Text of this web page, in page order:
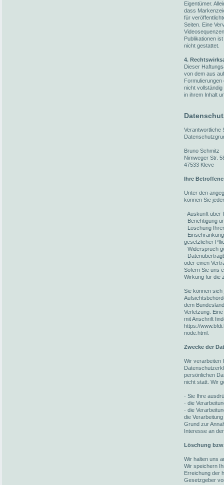
Eigentümer.
dass
für
Seiten. Eine
Publikationen
nicht gestattet.
4.
Dieser
von dem aus
nicht
in ihrem Inhalt
Verantwortliche
Bruno Schmitz
Nimweger Str.
47533 Kleve
Ihre
Unter den
können Sie
- Auskunft über
- Berichtigung
- Löschung
-
gesetzlicher
- Widerspruch
-
oder einen
Sofern Sie uns
Wirkung für die
Sie können
dem
Verletzung.
mit Anschrift
https://
node.html.
Zwecke der
Wir verarbeiten
persönlichen
nicht statt. Wir
- Sie Ihre
- die
- die
die
Grund zur
Interesse an
Löschung
Wir halten uns
Wir speichern
Erreichung der
Gesetzgeber